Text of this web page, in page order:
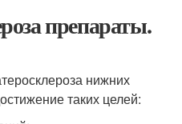
препараты.
нижних
таких целей: